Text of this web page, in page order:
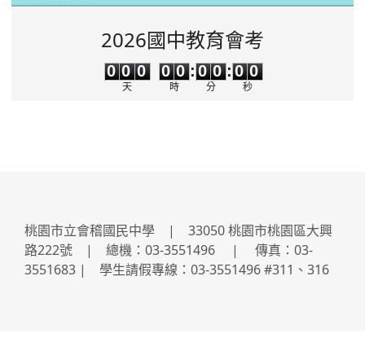
2026國中教育會考
0 0 0
天
0
0
0
0
時
:
0
0
0
0
分
:
0
0
0
0
秒
桃園市立會稽國民中學 | 33050 桃園市桃園區大興
路222號 | 總機：03-3551496 | 傳真：03-
3551683 | 學生請假專線：03-3551496 #311、316